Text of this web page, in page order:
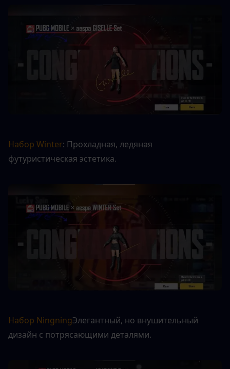
Набор Winter: Прохладная, ледяная
футуристическая эстетика.
Набор NingningЭлегантный, но внушительный
дизайн с потрясающими деталями.